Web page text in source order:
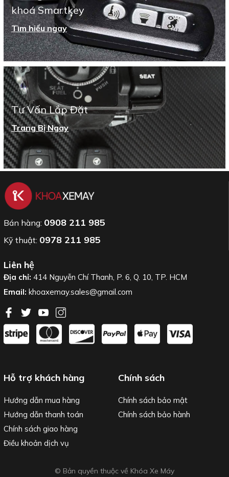
khoá Smartkey
Tìm hiểu ngay
Tư Vấn Lắp Đặt
Trang Bị Ngay
Bán hàng: 0908 211 985
Kỹ thuật: 0978 211 985
Liên hệ
Địa chỉ: 414 Nguyễn Chí Thanh, P. 6, Q. 10, TP. HCM
Email: khoaxemay.sales@gmail.com
Hỗ trợ khách hàng
Hướng dẫn mua hàng
Hướng dẫn thanh toán
Chính sách giao hàng
Điều khoản dịch vụ
Chính sách
Chính sách bảo mật
Chính sách bảo hành
© Bản quyền thuộc về Khóa Xe Máy